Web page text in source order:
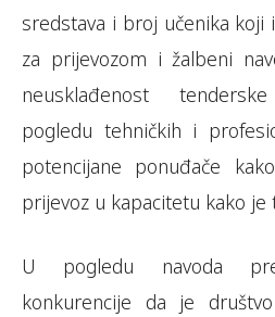
sredstava i broj učenika
za prijevozom i žalbeni
neusklađenost
pogledu tehničkih i
potencijane ponuđače
prijevoz u kapacitetu kako
U pogledu navoda
konkurencije da je društvo